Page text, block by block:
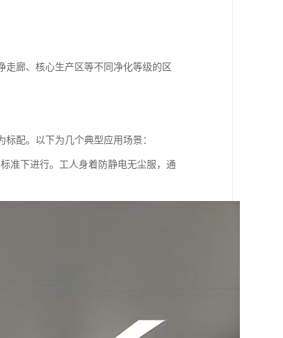
走廊、核心生产区等不同净化等级的区
配。以下为几个典型应用场景：
准下进行。工人身着防静电无尘服，通